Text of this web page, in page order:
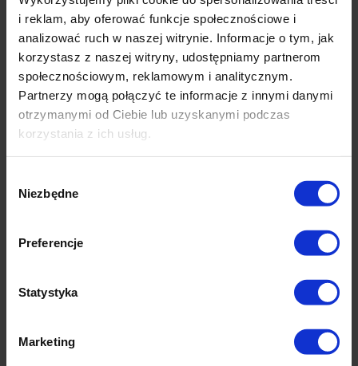
i reklam, aby oferować funkcje społecznościowe i
analizować ruch w naszej witrynie. Informacje o tym, jak
korzystasz z naszej witryny, udostępniamy partnerom
społecznościowym, reklamowym i analitycznym.
Partnerzy mogą połączyć te informacje z innymi danymi
otrzymanymi od Ciebie lub uzyskanymi podczas
korzystania z ich usług.
zgody
Niezbędne
Preferencje
Statystyka
Marketing
źródło światła w świąteczne wieczory.
Dlaczego warto wybrać tę świecę z dzwonkami?
Trójwymiarowy motyw dzwonkówz
czerwonymi kokardami i zielonymi
gałązkami – pełen detali i świątecznego
uroku
Kremowy kolor
klasyka, która pasuje do każdej aranżacji
– idealna
na długie, zimowe wieczory
wysokiej jakości –
czyste i równomierne spalanie
estetyczna, elegancka i trwała
Kolor
: Dzwonki, kokarda, gałązki świerkowe